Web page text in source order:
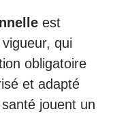
est
qui
obligatoire
et adapté
jouent un